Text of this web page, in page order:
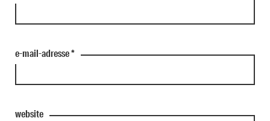
e-mail-adresse*
website